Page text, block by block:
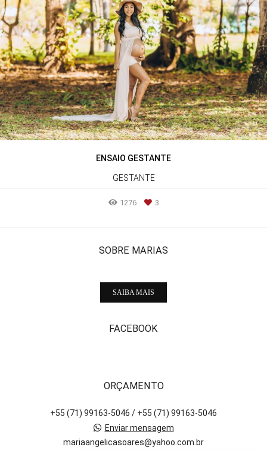
ENSAIO GESTANTE
GESTANTE
1276 3
SOBRE MARIAS
SAIBA MAIS
FACEBOOK
ORÇAMENTO
+55 (71) 99163-5046 / +55 (71) 99163-5046
Enviar mensagem
mariaangelicasoares@yahoo.com.br